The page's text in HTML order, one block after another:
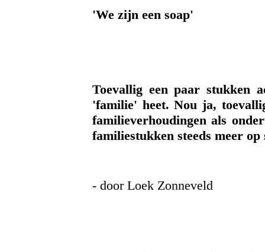
'We zijn een soap'
Toevallig een paar stukken
'familie' heet. Nou ja,
familieverhoudingen als
familiestukken steeds meer
- door Loek Zonneveld